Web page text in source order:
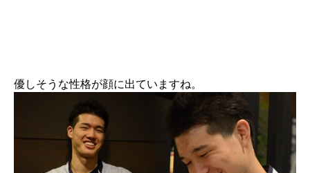
優しそうな性格が顔に出ていますね。